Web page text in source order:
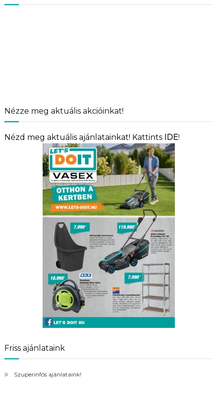
Nézze meg aktuális akcióinkat!
Nézd meg aktuális ajánlatainkat! Kattints IDE!
Friss ajánlataink
Szuperinfós ajánlataink!